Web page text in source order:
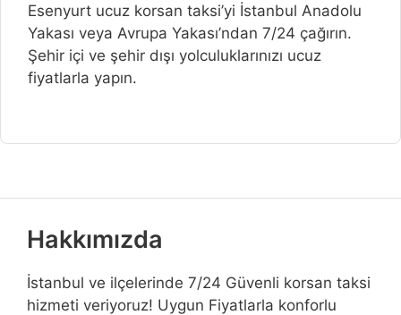
Esenyurt ucuz korsan taksi’yi İstanbul Anadolu
Yakası veya Avrupa Yakası’ndan 7/24 çağırın.
Şehir içi ve şehir dışı yolculuklarınızı ucuz
fiyatlarla yapın.
Hakkımızda
İstanbul ve ilçelerinde 7/24 Güvenli korsan taksi
hizmeti veriyoruz! Uygun Fiyatlarla konforlu